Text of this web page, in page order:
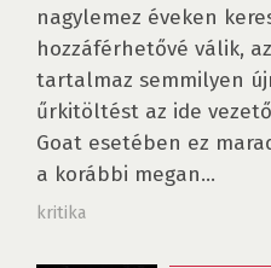
nagylemez éveken
hozzáférhetővé válik,
tartalmaz semmilyen
űrkitöltést az ide
Goat esetében ez
a korábbi megan...
kritika